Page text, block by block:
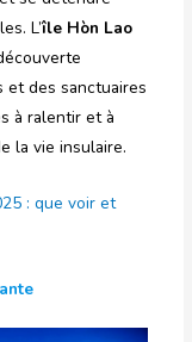
L’île Hòn Lao
des sanctuaires
à ralentir et à
la vie insulaire.
: que voir et